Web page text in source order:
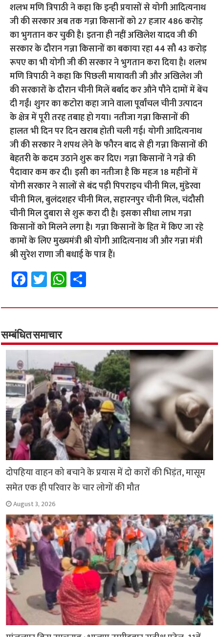
शलभ मणि त्रिपाठी ने कहा कि इन्ही प्रयासों से योगी आदित्यनाथ
जी की सरकार अब तक गन्ना किसानों को 27 हजार 486 करोड़
का भुगतान कर चुकी है। इतना ही नहीं अखिलेश यादव जी की
सरकार के दौरान गन्ना किसानों का बकाया रहा 44 सौ 43 करोड़
रूपए का भी योगी जी की सरकार ने भुगतान करा दिया है। शलभ
मणि त्रिपाठी ने कहा कि पिछली मायावती जी और अखिलेश जी
की सरकारों के दौरान चीनी मिलें बर्बाद कर औने पौने दामों में बेंच
दी गईं। शुगर का कटोरा कहा जाने वाला पूर्वांचल चीनी उत्पादन
के क्षेत्र में पूरी तरह तबाह हो गया। नतीजा गन्ना किसानों की
हालत भी दिन पर दिन खराब होती चली गई। योगी आदित्यनाथ
जी की सरकार ने शपथ लेने के फौरन बाद से ही गन्ना किसानों की
बेहतरी के कदम उठाने शुरू कर दिए। गन्ना किसानों ने गन्ने की
पैदावार कम कर दी। इसी का नतीजा है कि महज 18 महीनों में
योगी सरकार ने सालों से बंद पड़ी पिपराइच चीनी मिल, मुंडेरवा
चीनी मिल, बुलंदशहर चीनी मिल, सहारनपुर चीनी मिल, चंदौसी
चीनी मिल दुबारा से शुरू करा दी है। इसका सीधा लाभ गन्ना
किसानों को मिलने लगा है। गन्ना किसानों के हित में किए जा रहे
कामों के लिए मुख्यमंत्री श्री योगी आदित्यनाथ जी और गन्ना मंत्री
श्री सुरेश राणा जी बधाई के पात्र हैं।
Fa
ce
b
o
o
k
T
wi
tt
er
W
h
at
p
p
ar
सम्बंधित समाचार
दोपहिया वाहन को बचाने के प्रयास में दो कारों की भिड़ंत, मासूम
समेत एक ही परिवार के चार लोगों की मौत
August 3, 2026